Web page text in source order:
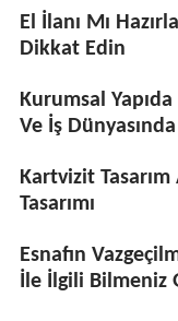
El İlanı Mı
Dikkat Edin
Kurumsal
Ve İş
Kartvizit
Tasarımı
Esnafın
İle İlgili Bilmeniz